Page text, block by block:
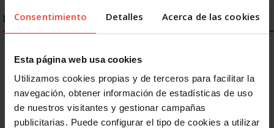
Consentimiento Detalles Acerca de las cookies
Esta página web usa cookies
Utilizamos cookies propias y de terceros para facilitar la
navegación, obtener información de estadísticas de uso
de nuestros visitantes y gestionar campañas
publicitarias. Puede configurar el tipo de cookies a utilizar
ENLACES DESTACADOS